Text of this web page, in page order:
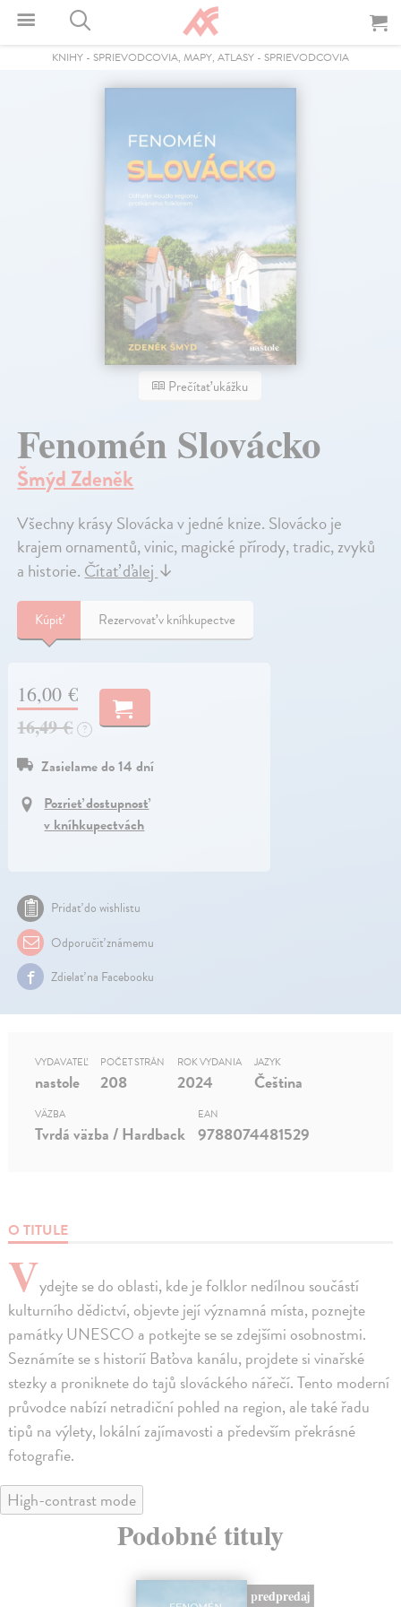
KNIHY - SPRIEVODCOVIA, MAPY, ATLASY - SPRIEVODCOVIA
Prečítať ukážku
Fenomén Slovácko
Šmýd Zdeněk
Všechny krásy Slovácka v jedné knize. Slovácko je
krajem ornamentů, vinic, magické přírody, tradic, zvyků
a historie.Čítať ďalej↓
Kúpiť Rezervovať v kníhkupectve
16,00 €
16,49 €
?
Zasielame do 14 dní
Pozrieť dostupnosť
v kníhkupectvách
Pridať do wishlistu
Odporučiť známemu
Zdielať na Facebooku
O TITULE
Vydejte se do oblasti, kde je folklor nedílnou součástí
kulturního dědictví, objevte její významná místa, poznejte
památky UNESCO a potkejte se se zdejšími osobnostmi.
Seznámíte se s historií Baťova kanálu, projdete si vinařské
stezky a proniknete do tajů slováckého nářečí. Tento moderní
průvodce nabízí netradiční pohled na region, ale také řadu
tipů na výlety, lokální zajímavosti a především překrásné
fotografie.
VYDAVATEĽ
nastole
POČET STRÁN
208
ROK VYDANIA
2024
JAZYK
Čeština
VÄZBA
Tvrdá väzba / Hardback
EAN
9788074481529
High-contrast mode
Podobné tituly